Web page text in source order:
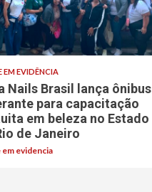
EM EVIDÊNCIA
Nails Brasil lança ônibus
para capacitação
em beleza no Estado
de Janeiro
em evidencia